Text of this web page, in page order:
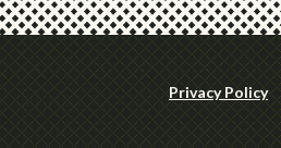
Privacy Policy